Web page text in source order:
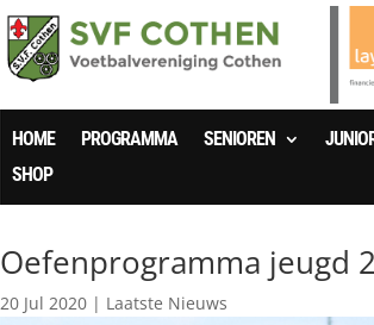
HOME PROGRAMMA SENIOREN
SHOP
Oefenprogramma jeugd
20 Jul 2020 | Laatste Nieuws